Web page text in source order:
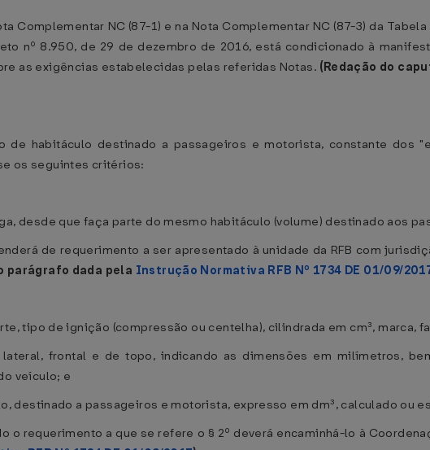
Complementar NC (87-1) e na Nota Complementar NC (87-3) da
nº 8.950, de 29 de dezembro de 2016, está condicionado à
as exigências estabelecidas pelas referidas Notas. (Redação do
de habitáculo destinado a passageiros e motorista, constante dos
os seguintes critérios:
desde que faça parte do mesmo habitáculo (volume) destinado aos
de requerimento a ser apresentado à unidade da RFB com
parágrafo dada pela Instrução Normativa RFB Nº 1734 DE 01/09/
tipo de ignição (compressão ou centelha), cilindrada em cm³, marca,
frontal e de topo, indicando as dimensões em milímetros,
veículo; e
destinado a passageiros e motorista, expresso em dm³, calculado ou
o requerimento a que se refere o § 2º deverá encaminhá-lo à